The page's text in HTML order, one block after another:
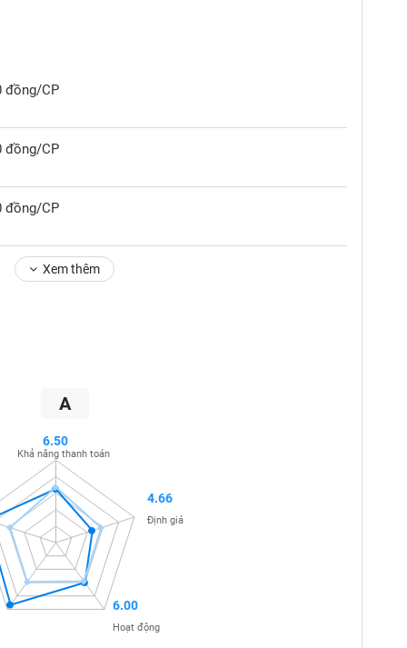
đồng/CP
đồng/CP
đồng/CP
Xem thêm
A
6.50
Khả năng thanh toán
4.66
Định giá
6.00
Hoạt động